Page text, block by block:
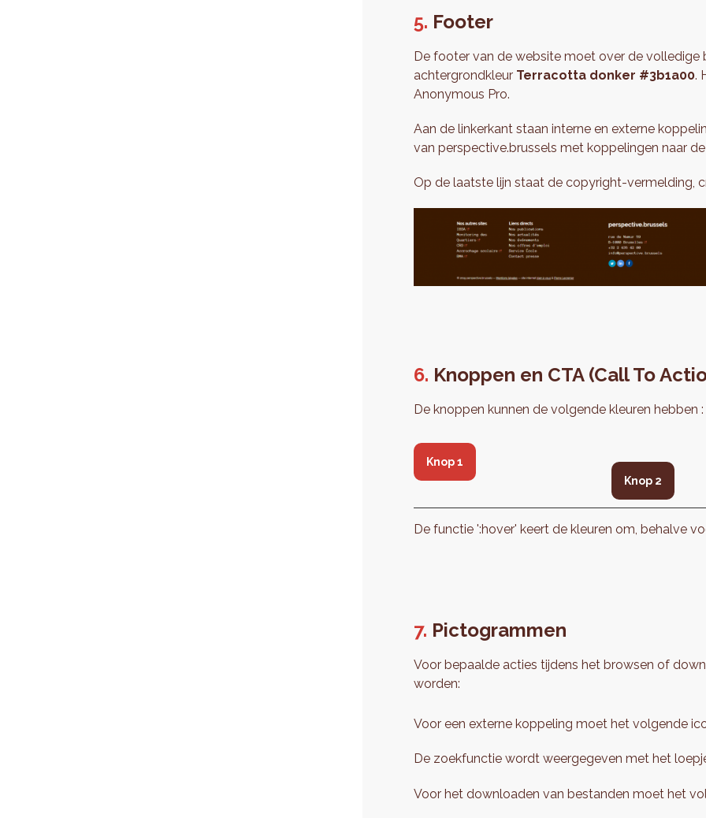
Footer
De footer van de website moet over de
achtergrondkleur Terracotta donker #3b1a00.
Anonymous Pro.
Aan de linkerkant staan interne en externe
van perspective.brussels met koppelingen naar
Op de laatste lijn staat de copyright-vermelding,
Knoppen en CTA (Call To
De knoppen kunnen de volgende kleuren hebben :
Knop 1
Knop 2
De functie ':hover' keert de kleuren om, behalve
Pictogrammen
Voor bepaalde acties tijdens het browsen of
worden:
Voor een externe koppeling moet het volgende
De zoekfunctie wordt weergegeven met het
Voor het downloaden van bestanden moet het